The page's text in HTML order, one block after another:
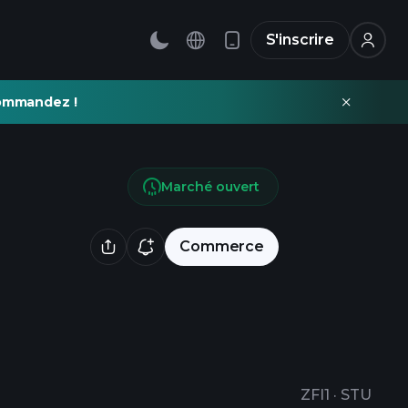
S'inscrire
!
Commerce
ZFI1 · STU
Marché ouvert